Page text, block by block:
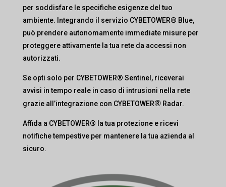
per soddisfare le specifiche esigenze del tuo
ambiente. Integrando il servizio CYBETOWER® Blue,
può prendere autonomamente immediate misure per
proteggere attivamente la tua rete da accessi non
autorizzati.
Se opti solo per CYBETOWER® Sentinel, riceverai
avvisi in tempo reale in caso di intrusioni nella rete
grazie all’integrazione con CYBETOWER®Radar.
Affida a CYBETOWER® la tua protezione e ricevi
notifiche tempestive per mantenere la tua azienda al
sicuro.